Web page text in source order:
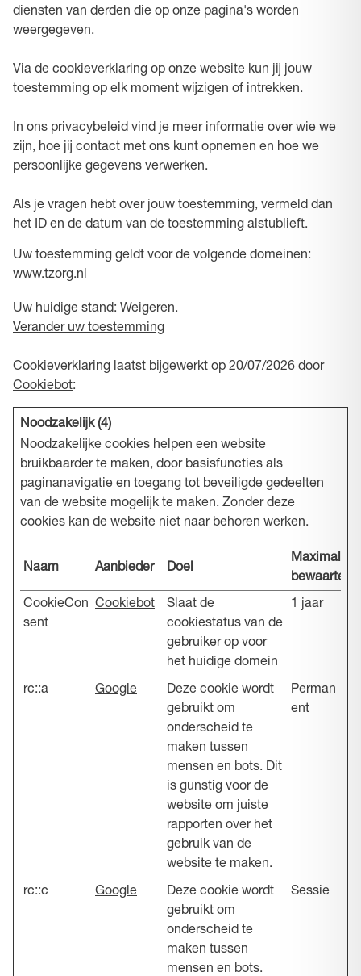
diensten van derden die op onze pagina's worden
weergegeven.
Via de cookieverklaring op onze website kun jij jouw
toestemming op elk moment wijzigen of intrekken.
In ons privacybeleid vind je meer informatie over wie we
zijn, hoe jij contact met ons kunt opnemen en hoe we
persoonlijke gegevens verwerken.
Als je vragen hebt over jouw toestemming, vermeld dan
het ID en de datum van de toestemming alstublieft.
Uw toestemming geldt voor de volgende domeinen:
www.tzorg.nl
Uw huidige stand: Weigeren.
Verander uw toestemming
Cookieverklaring laatst bijgewerkt op 20/07/2026 door
Cookiebot:
Noodzakelijk (4)
Noodzakelijke cookies helpen een website
bruikbaarder te maken, door basisfuncties als
paginanavigatie en toegang tot beveiligde gedeelten
van de website mogelijk te maken. Zonder deze
cookies kan de website niet naar behoren werken.
Naam Aanbieder Doel
Maximale
CookieCon
sent
Cookiebot
Slaat de
cookiestatus van de
gebruiker op voor
het huidige domein
1 jaar
rc::a Google
Deze cookie wordt
gebruikt om
onderscheid te
maken tussen
mensen en bots. Dit
is gunstig voor de
website om juiste
rapporten over het
gebruik van de
website te maken.
Perman
ent
rc::c Google
Deze cookie wordt
gebruikt om
onderscheid te
maken tussen
mensen en bots.
Sessie